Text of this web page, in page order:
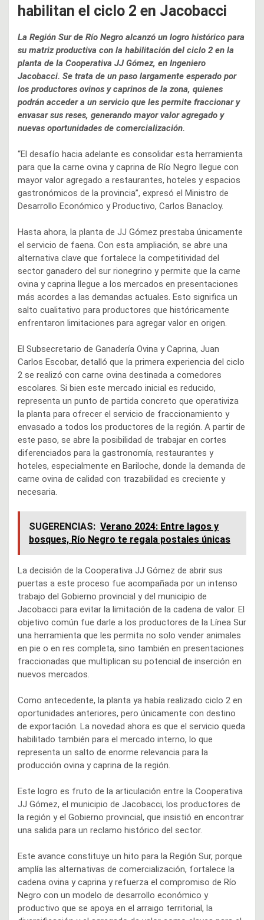
habilitan el ciclo 2 en Jacobacci
La Región Sur de Río Negro alcanzó un logro histórico para
su matriz productiva con la habilitación del ciclo 2 en la
planta de la Cooperativa JJ Gómez, en Ingeniero
Jacobacci. Se trata de un paso largamente esperado por
los productores ovinos y caprinos de la zona, quienes
podrán acceder a un servicio que les permite fraccionar y
envasar sus reses, generando mayor valor agregado y
nuevas oportunidades de comercialización.
“El desafío hacia adelante es consolidar esta herramienta
para que la carne ovina y caprina de Río Negro llegue con
mayor valor agregado a restaurantes, hoteles y espacios
gastronómicos de la provincia”, expresó el Ministro de
Desarrollo Económico y Productivo, Carlos Banacloy.
Hasta ahora, la planta de JJ Gómez prestaba únicamente
el servicio de faena. Con esta ampliación, se abre una
alternativa clave que fortalece la competitividad del
sector ganadero del sur rionegrino y permite que la carne
ovina y caprina llegue a los mercados en presentaciones
más acordes a las demandas actuales. Esto significa un
salto cualitativo para productores que históricamente
enfrentaron limitaciones para agregar valor en origen.
El Subsecretario de Ganadería Ovina y Caprina, Juan
Carlos Escobar, detalló que la primera experiencia del ciclo
2 se realizó con carne ovina destinada a comedores
escolares. Si bien este mercado inicial es reducido,
representa un punto de partida concreto que operativiza
la planta para ofrecer el servicio de fraccionamiento y
envasado a todos los productores de la región. A partir de
este paso, se abre la posibilidad de trabajar en cortes
diferenciados para la gastronomía, restaurantes y
hoteles, especialmente en Bariloche, donde la demanda de
carne ovina de calidad con trazabilidad es creciente y
necesaria.
SUGERENCIAS: Verano 2024: Entre lagos y
bosques, Río Negro te regala postales únicas
La decisión de la Cooperativa JJ Gómez de abrir sus
puertas a este proceso fue acompañada por un intenso
trabajo del Gobierno provincial y del municipio de
Jacobacci para evitar la limitación de la cadena de valor. El
objetivo común fue darle a los productores de la Línea Sur
una herramienta que les permita no solo vender animales
en pie o en res completa, sino también en presentaciones
fraccionadas que multiplican su potencial de inserción en
nuevos mercados.
Como antecedente, la planta ya había realizado ciclo 2 en
oportunidades anteriores, pero únicamente con destino
de exportación. La novedad ahora es que el servicio queda
habilitado también para el mercado interno, lo que
representa un salto de enorme relevancia para la
producción ovina y caprina de la región.
Este logro es fruto de la articulación entre la Cooperativa
JJ Gómez, el municipio de Jacobacci, los productores de
la región y el Gobierno provincial, que insistió en encontrar
una salida para un reclamo histórico del sector.
Este avance constituye un hito para la Región Sur, porque
amplía las alternativas de comercialización, fortalece la
cadena ovina y caprina y refuerza el compromiso de Río
Negro con un modelo de desarrollo económico y
productivo que se apoya en el arraigo territorial, la